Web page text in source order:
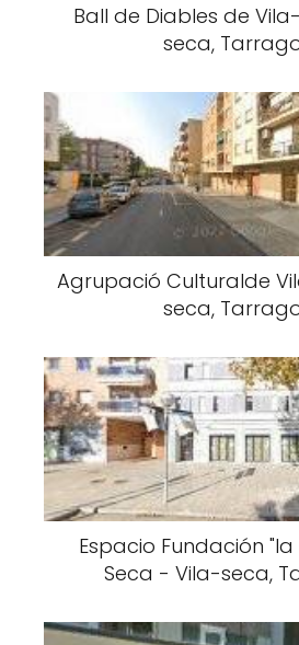
Ball de Diables de
seca,
Agrupació Culturalde
seca,
Espacio Fundación
Seca - Vila-seca,